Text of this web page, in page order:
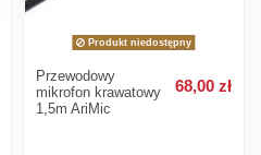
Produkt niedostępny
Przewodowy
mikrofon krawatowy
1,5m AriMic
68,00 zł